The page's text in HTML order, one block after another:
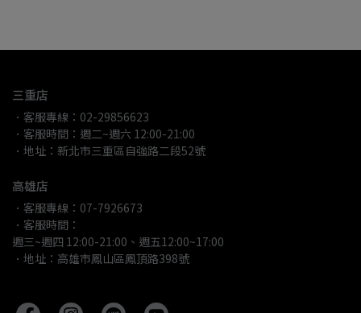
三重店
．客服專線：02-29856623
．客服時間：週二~週六 12:00-21:00
．地址：新北市三重區自強路二段52號
高雄店
．客服專線：07-7926673
．客服時間：
週三~週四 12:00-21:00、週五12:00~17:00
．地址：高雄市鳳山區鳳頂路398號